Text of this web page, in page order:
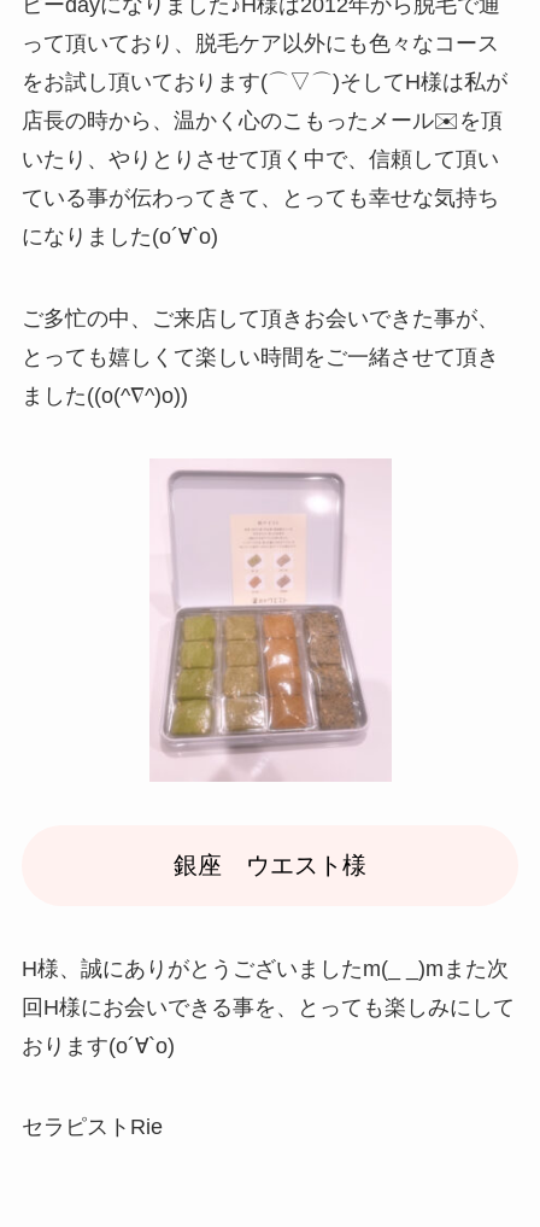
ピーdayになりました♪H様は2012年から脱毛で通
って頂いており、脱毛ケア以外にも色々なコース
をお試し頂いております(⌒▽⌒)そしてH様は私が
店長の時から、温かく心のこもったメール✉️を頂
いたり、やりとりさせて頂く中で、信頼して頂い
ている事が伝わってきて、とっても幸せな気持ち
になりました(о´∀`о)
ご多忙の中、ご来店して頂きお会いできた事が、
とっても嬉しくて楽しい時間をご一緒させて頂き
ました((o(^∇^)o))
銀座 ウエスト様
H様、誠にありがとうございましたm(_ _)mまた次
回H様にお会いできる事を、とっても楽しみにして
おります(о´∀`о)
セラピストRie